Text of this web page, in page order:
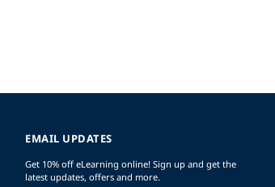
EMAIL UPDATES
Get 10% off eLearning online! Sign up and get the
latest updates, offers and more.